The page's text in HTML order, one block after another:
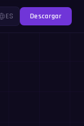
ES Descargar